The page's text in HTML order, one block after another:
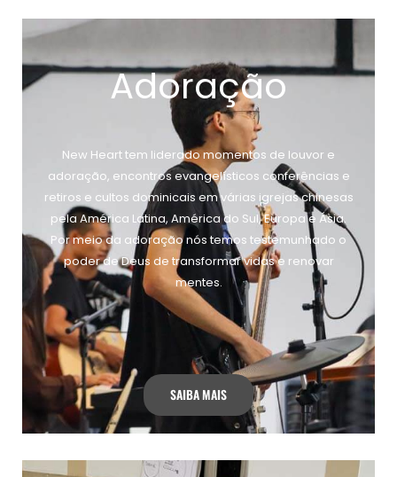
Adoração
New Heart tem liderado momentos de louvor e
adoração, encontros evangelísticos conferências e
retiros e cultos dominicais em várias igrejas chinesas
pela América Latina, América do Sul, Europa e Ásia.
Por meio da adoração nós temos testemunhado o
poder de Deus de transformar vidas e renovar
mentes.
SAIBA MAIS